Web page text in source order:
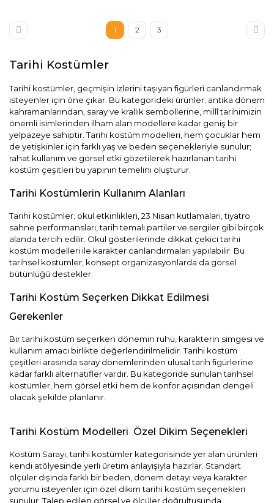
1 2 3
Tarihi Kostümler
Tarihi kostümler, geçmişin izlerini taşıyan figürleri canlandırmak
isteyenler için öne çıkar. Bu kategorideki ürünler; antika dönem
kahramanlarından, saray ve krallık sembollerine, millî tarihimizin
önemli isimlerinden ilham alan modellere kadar geniş bir
yelpazeye sahiptir. Tarihi kostüm modelleri, hem çocuklar hem
de yetişkinler için farklı yaş ve beden seçenekleriyle sunulur;
rahat kullanım ve görsel etki gözetilerek hazırlanan tarihi
kostüm çeşitleri bu yapının temelini oluşturur.
Tarihi Kostümlerin Kullanım Alanları
Tarihi kostümler; okul etkinlikleri, 23 Nisan kutlamaları, tiyatro
sahne performansları, tarih temalı partiler ve sergiler gibi birçok
alanda tercih edilir. Okul gösterilerinde dikkat çekici tarihi
kostüm modelleri ile karakter canlandırmaları yapılabilir. Bu
tarihsel kostümler, konsept organizasyonlarda da görsel
bütünlüğü destekler.
Tarihi Kostüm Seçerken Dikkat Edilmesi
Gerekenler
Bir tarihi kostüm seçerken dönemin ruhu, karakterin simgesi ve
kullanım amacı birlikte değerlendirilmelidir. Tarihi kostüm
çeşitleri arasında saray dönemlerinden ulusal tarih figürlerine
kadar farklı alternatifler vardır. Bu kategoride sunulan tarihsel
kostümler, hem görsel etki hem de konfor açısından dengeli
olacak şekilde planlanır.
Tarihi Kostüm Modelleri Özel Dikim Seçenekleri
Kostüm Sarayı, tarihi kostümler kategorisinde yer alan ürünleri
kendi atölyesinde yerli üretim anlayışıyla hazırlar. Standart
ölçüler dışında farklı bir beden, dönem detayı veya karakter
yorumu isteyenler için özel dikim tarihi kostüm seçenekleri
sunulur. Talep edilen görsel ve ölçüler doğrultusunda